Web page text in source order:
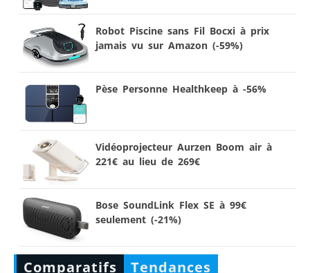
Robot Piscine sans Fil Bocxi à prix
jamais vu sur Amazon (-59%)
Pèse Personne Healthkeep à -56%
Vidéoprojecteur Aurzen Boom air à
221€ au lieu de 269€
Bose SoundLink Flex SE à 99€
seulement (-21%)
Comparatifs Tendances